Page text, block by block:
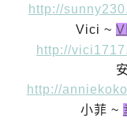
http://
Vici ~
http://
http://
小菲 ~